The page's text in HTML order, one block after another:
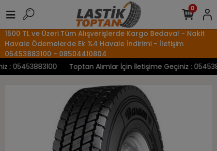
1500 TL ve Üzeri Tüm Alışverişlerde Kargo Bedava! - Nakit
Havale Ödemelerde Ek %4 Havale İndirimi - İletişim
05453883100 - 08504410804
05453883100
Toptan Alımlar İçin İletişime Geçiniz :
0